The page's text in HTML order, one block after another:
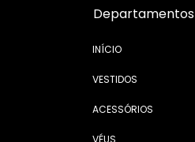
Departamentos
INÍCIO
VESTIDOS
ACESSÓRIOS
VÉUS